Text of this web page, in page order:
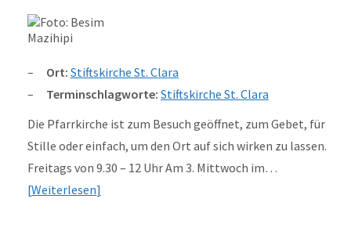
Ort: Stiftskirche St. Clara
Terminschlagworte: Stiftskirche St. Clara
Die Pfarrkirche ist zum Besuch geöffnet, zum Gebet, für
Stille oder einfach, um den Ort auf sich wirken zu lassen.
Freitags von 9.30 – 12 Uhr Am 3. Mittwoch im…
Weiterlesen